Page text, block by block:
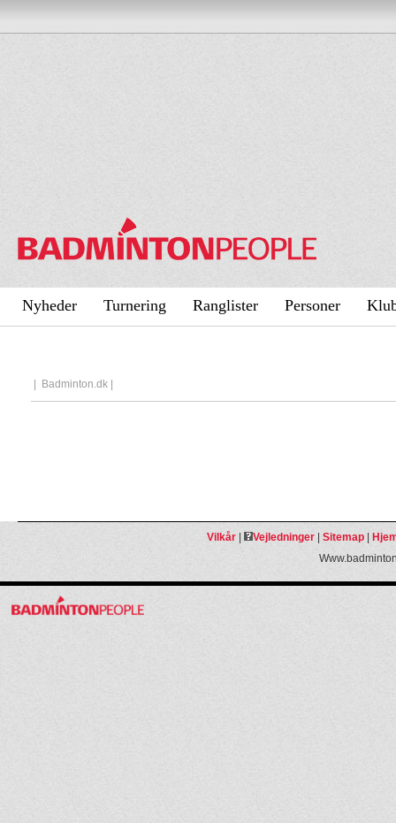
Nyheder Turnering Ranglister Personer
Badminton.dk
Vilkår| Vejledninger| Sitemap|